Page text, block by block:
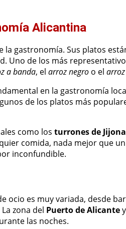
Alicantina
la gastronomía. Sus platos
Uno de los más
a banda, el arroz negro o el
en la gastronomía
de los platos más
como los turrones de
comida, nada mejor que
inconfundible.
ocio es muy variada, desde
zona del Puerto de Alicante
las noches.